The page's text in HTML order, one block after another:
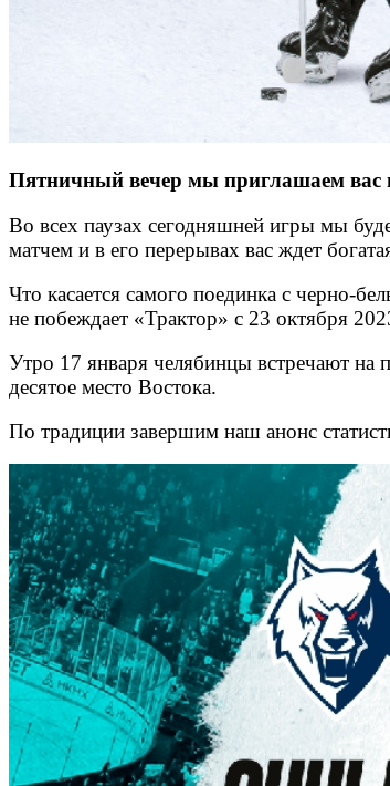
Пятничный вечер мы приглашаем вас
Во всех паузах сегодняшней игры мы
матчем и в его перерывах вас ждет
Что касается самого поединка с черно-
не побеждает «Трактор» с 23 октября
Утро 17 января челябинцы встречают на
десятое место Востока.
По традиции завершим наш анонс